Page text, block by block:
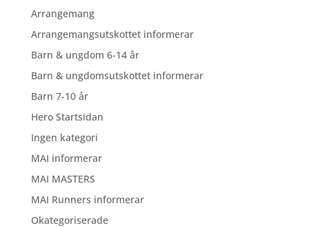
Arrangemang
Arrangemangsutskottet informerar
Barn & ungdom 6-14 år
Barn & ungdomsutskottet informerar
Barn 7-10 år
Hero Startsidan
Ingen kategori
MAI informerar
MAI MASTERS
MAI Runners informerar
Okategoriserade